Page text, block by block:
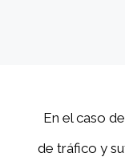
En el caso
de tráfico y